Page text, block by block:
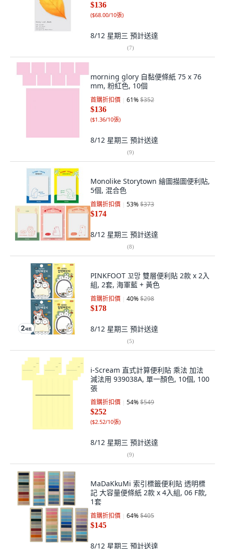
$136
($68.00/10張)
8/12 星期三 預計送達
(7)
morning glory 自黏便條紙 75 x 76
mm, 粉紅色, 10個
首購折扣價 61%$352
$136
($1.36/10張)
8/12 星期三 預計送達
(9)
Monolike Storytown 繪圖描圖便利貼,
5個, 混合色
首購折扣價 53%$373
$174
8/12 星期三 預計送達
(8)
PINKFOOT 꼬망 雙層便利貼 2款 x 2入
組, 2套, 海軍藍 + 黃色
首購折扣價 40%$298
$178
8/12 星期三 預計送達
(5)
i-Scream 直式計算便利貼 乘法 加法
減法用 939038A, 單一顏色, 10個, 100
張
首購折扣價 54%$549
$252
($2.52/10張)
8/12 星期三 預計送達
(9)
MaDaKkuMi 索引標籤便利貼 透明標
記 大容量便條紙 2款 x 4入組, 06 F款,
1套
首購折扣價 64%$405
$145
8/12 星期三 預計送達